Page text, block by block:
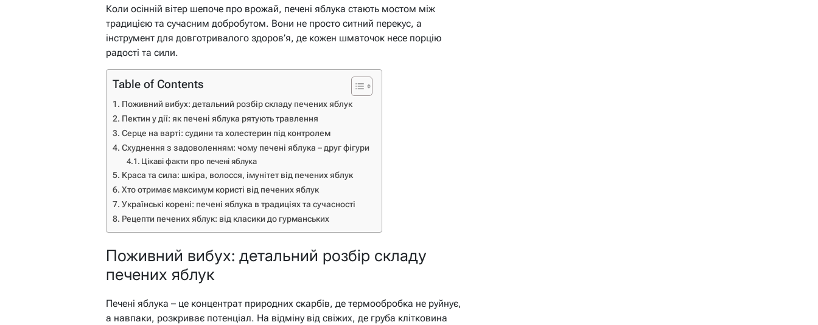
Коли осінній вітер шепоче про врожай, печені яблука стають мостом між
традицією та сучасним добробутом. Вони не просто ситний перекус, а
інструмент для довготривалого здоров’я, де кожен шматочок несе порцію
радості та сили.
Table of Contents
Поживний вибух: детальний розбір складу печених яблук
Пектин у дії: як печені яблука рятують травлення
Серце на варті: судини та холестерин під контролем
Схуднення з задоволенням: чому печені яблука – друг фігури
Цікаві факти про печені яблука
Краса та сила: шкіра, волосся, імунітет від печених яблук
Хто отримає максимум користі від печених яблук
Українські корені: печені яблука в традиціях та сучасності
Рецепти печених яблук: від класики до гурманських
Поживний вибух: детальний розбір складу
печених яблук
Печені яблука – це концентрат природних скарбів, де термообробка не руйнує,
а навпаки, розкриває потенціал. На відміну від свіжих, де груба клітковина